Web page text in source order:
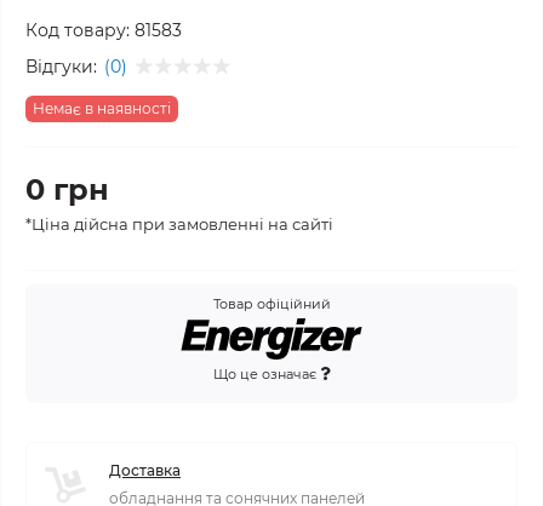
Код товару: 81583
Відгуки: (0)
Немає в наявності
0 грн
*Ціна дійсна при замовленні на сайті
Товар офіційний
Що це означає
Доставка
обладнання та сонячних панелей